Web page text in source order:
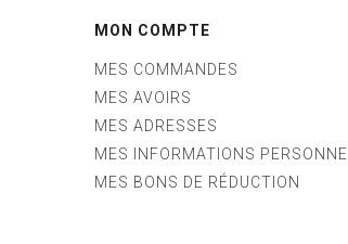
MON COMPTE
MES COMMANDES
MES AVOIRS
MES ADRESSES
MES INFORMATIONS
MES BONS DE RÉDUCTION